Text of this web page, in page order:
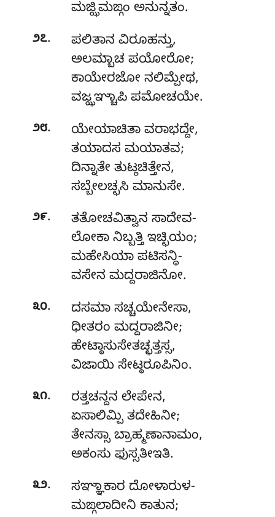
ಮಜ್ಝಿಮಙ್ಗಂ ಅನುನ್ನತಂ.
೨೭.
ಪಲಿತಾನ ವಿರೂಹನ್ತು,
ಅಲಮ್ಬಾಚ ಪಯೋರೋ;
ಕಾಯೇರಜೋ ನಲಿಮ್ಪೇಥ,
ವಜ್ಝಞ್ಚಾಪಿ ಪಮೋಚಯೇ.
೨೮. ಯೇಯಾಚಿತಾ ವರಾಭದ್ದೇ,
ತಯಾದಸ ಮಯಾತವ;
ದಿನ್ನಾತೇ ತುಟ್ಠಚಿತ್ತೇನ,
ಸಬ್ಬೇಲಚ್ಛಸಿ ಮಾನುಸೇ.
೨೯.
ತತೋಚವಿತ್ವಾನ ಸಾದೇವ-
ಲೋಕಾ ನಿಬ್ಬತ್ತಿ ಇಚ್ಛಿಯಂ;
ಮಹೇಸಿಯಾ ಪಟಿಸನ್ಧಿ-
ವಸೇನ ಮದ್ದರಾಜಿನೋ.
೩೦. ದಸಮಾ ಸಚ್ಚಯೇನೇಸಾ,
ಧೀತರಂ ಮದ್ದರಾಜಿನೀ;
ಹೇಟ್ಠಾಸುಸೇತಚ್ಛತ್ತಸ್ಸ,
ವಿಜಾಯಿ ಸೇಟ್ಠರೂಪಿನಿಂ.
೩೧.
ರತ್ತಚನ್ದನ ಲೇಪೇನ,
ಏಸಾಲಿಮ್ಪಿ ತದೇಹಿನೀ;
ತೇನಸ್ಸಾ ಬ್ರಾಹ್ಮಣಾನಾಮಂ,
ಅಕಂಸು ಫುಸ್ಸತೀಇತಿ.
೩೨.
ಸಞ್ಞಾಕಾರ ದೋಳಾರುಳ-
ಮಙ್ಗಲಾದೀನಿ ಕಾತುನ;